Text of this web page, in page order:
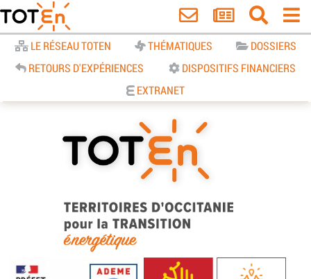
LE RÉSEAU TOTEN THÉMATIQUES
DOSSIERS
RETOURS D'EXPÉRIENCES
DISPOSITIFS FINANCIERS
EXTRANET
TOTEn Occitanie | Territoires